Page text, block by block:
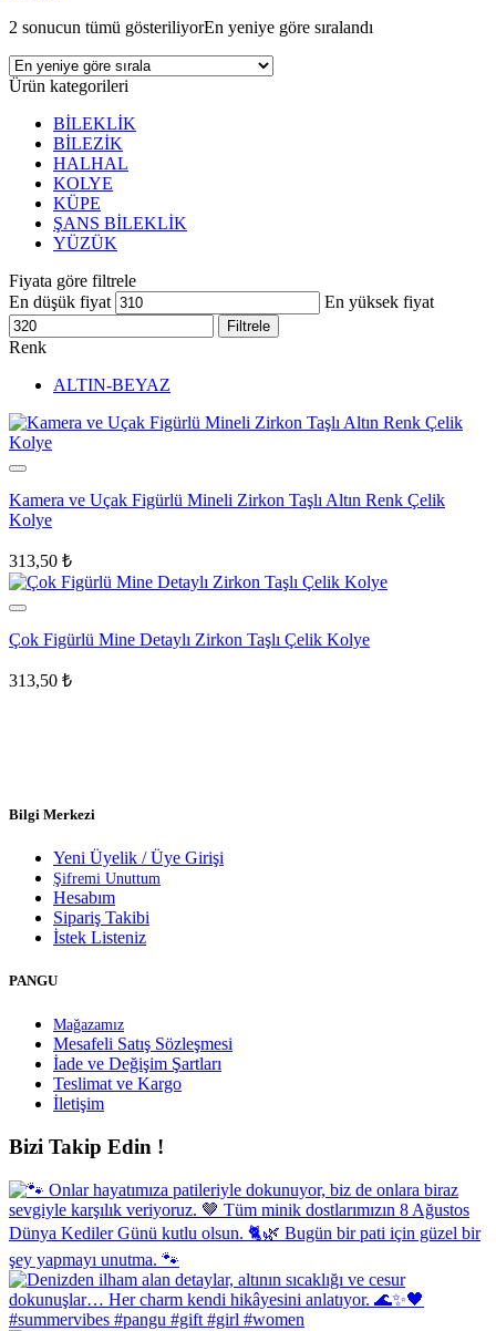
2 sonucun tümü gösteriliyorEn yeniye göre sıralandı
Ürün kategorileri
BİLEKLİK
BİLEZİK
HALHAL
KOLYE
KÜPE
ŞANS BİLEKLİK
YÜZÜK
Fiyata göre filtrele
En düşük fiyat
En yüksek fiyat
Filtrele
Renk
ALTIN-BEYAZ
Kamera ve Uçak Figürlü Mineli Zirkon Taşlı Altın Renk Çelik
Kolye
313,50 ₺
Çok Figürlü Mine Detaylı Zirkon Taşlı Çelik Kolye
313,50 ₺
Bilgi Merkezi
Yeni Üyelik / Üye Girişi
Şifremi Unuttum
Hesabım
Sipariş Takibi
İstek Listeniz
PANGU
Mağazamız
Mesafeli Satış Sözleşmesi
İade ve Değişim Şartları
Teslimat ve Kargo
İletişim
Bizi Takip Edin !